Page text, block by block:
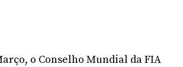
o Conselho Mundial da FIA